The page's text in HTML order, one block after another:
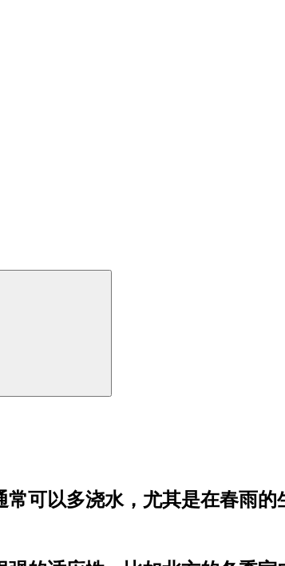
可以多浇水，尤其是在春雨